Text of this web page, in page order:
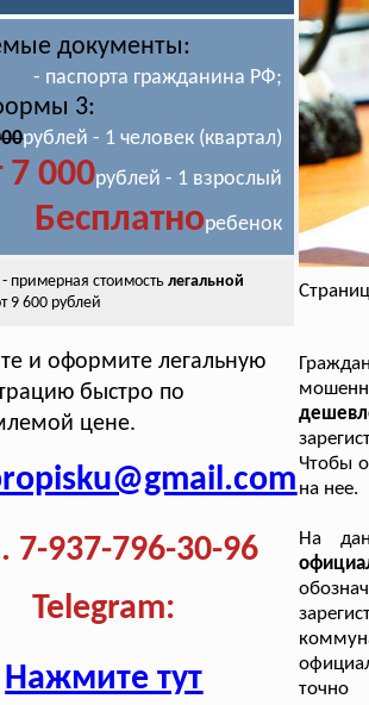
документы:
- паспорта гражданина РФ;
3:
рублей - 1 человек (квартал)
7 000рублей - 1 взрослый
Бесплатноребенок
примерная стоимость легальной
9 600 рублей
и оформите легальную
быстро по
цене.
7-937-796-30-96
Telegram:
Нажмите тут
Чтобы
на нее.
На